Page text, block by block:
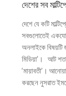
দেশের সব
দেশে যে কটি
সবগুলোতেই
অনলাইকে বিষয়টি
মিডিয়া’। আট
‘মায়াবতী’।
করছেন নুসরাত